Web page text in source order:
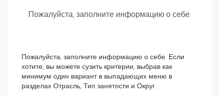
Пожалуйста, заполните информацию о себе.
Пожалуйста, заполните информацию о себе. Если
хотите, вы можете сузить критерии, выбрав как
минимум один вариант в выпадающих меню в
разделах Отрасль, Тип занятости и Округ.